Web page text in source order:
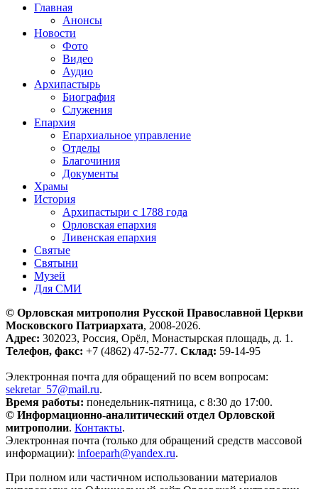
Главная
Анонсы
Новости
Фото
Видео
Аудио
Архипастырь
Биография
Служения
Епархия
Епархиальное управление
Отделы
Благочиния
Документы
Храмы
История
Архипастыри с 1788 года
Орловская епархия
Ливенская епархия
Святые
Святыни
Музей
Для СМИ
© Орловская митрополия Русской Православной Церкви
Московского Патриархата, 2008-2026.
Адрес: 302023, Россия, Орёл, Монастырская площадь, д. 1.
Телефон, факс: +7 (4862) 47-52-77. Склад: 59-14-95
Электронная почта для обращений по всем вопросам:
sekretar_57@mail.ru.
Время работы: понедельник-пятница, с 8:30 до 17:00.
© Информационно-аналитический отдел Орловской
митрополии. Контакты.
Электронная почта (только для обращений средств массовой
информации): infoeparh@yandex.ru.
При полном или частичном использовании материалов